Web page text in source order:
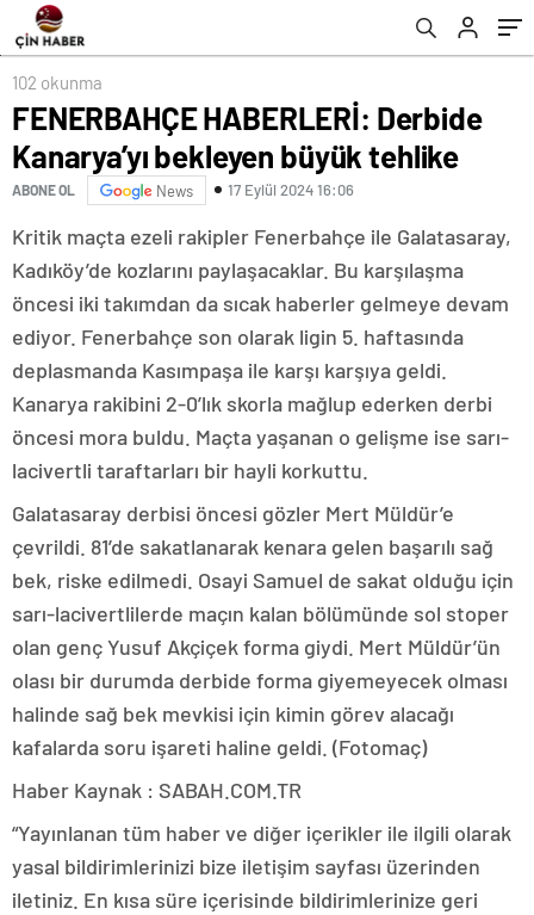
102 okunma
FENERBAHÇE HABERLERİ: Derbide
Kanarya’yı bekleyen büyük tehlike
ABONE OL News 17 Eylül 2024 16:06
Kritik maçta ezeli rakipler Fenerbahçe ile Galatasaray,
Kadıköy’de kozlarını paylaşacaklar. Bu karşılaşma
öncesi iki takımdan da sıcak haberler gelmeye devam
ediyor. Fenerbahçe son olarak ligin 5. haftasında
deplasmanda Kasımpaşa ile karşı karşıya geldi.
Kanarya rakibini 2-0’lık skorla mağlup ederken derbi
öncesi mora buldu. Maçta yaşanan o gelişme ise sarı-
lacivertli taraftarları bir hayli korkuttu.
Galatasaray derbisi öncesi gözler Mert Müldür’e
çevrildi. 81’de sakatlanarak kenara gelen başarılı sağ
bek, riske edilmedi. Osayi Samuel de sakat olduğu için
sarı-lacivertlilerde maçın kalan bölümünde sol stoper
olan genç Yusuf Akçiçek forma giydi. Mert Müldür’ün
olası bir durumda derbide forma giyemeyecek olması
halinde sağ bek mevkisi için kimin görev alacağı
kafalarda soru işareti haline geldi. (Fotomaç)
Haber Kaynak : SABAH.COM.TR
“Yayınlanan tüm haber ve diğer içerikler ile ilgili olarak
yasal bildirimlerinizi bize iletişim sayfası üzerinden
iletiniz. En kısa süre içerisinde bildirimlerinize geri